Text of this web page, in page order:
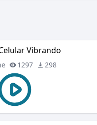
Vibrando
1297 298